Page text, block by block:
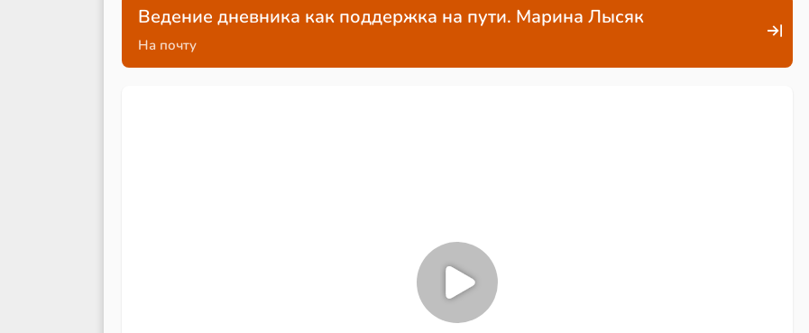
Ведение дневника как поддержка на пути. Марина Лысяк
На почту